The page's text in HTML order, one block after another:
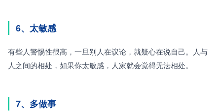
6、太敏感
有些人警惕性很高，一旦别人在议论，就疑心在说自己。人与
人之间的相处，如果你太敏感，人家就会觉得无法相处。
7、多做事